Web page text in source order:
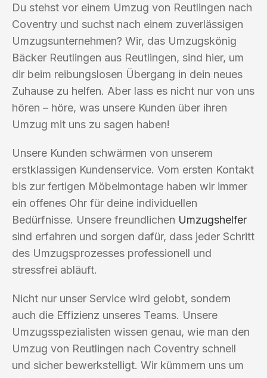
Du stehst vor einem Umzug von Reutlingen nach
Coventry und suchst nach einem zuverlässigen
Umzugsunternehmen? Wir, das Umzugskönig
Bäcker Reutlingen aus Reutlingen, sind hier, um
dir beim reibungslosen Übergang in dein neues
Zuhause zu helfen. Aber lass es nicht nur von uns
hören – höre, was unsere Kunden über ihren
Umzug mit uns zu sagen haben!
Unsere Kunden schwärmen von unserem
erstklassigen Kundenservice. Vom ersten Kontakt
bis zur fertigen Möbelmontage haben wir immer
ein offenes Ohr für deine individuellen
Bedürfnisse. Unsere freundlichen Umzugshelfer
sind erfahren und sorgen dafür, dass jeder Schritt
des Umzugsprozesses professionell und
stressfrei abläuft.
Nicht nur unser Service wird gelobt, sondern
auch die Effizienz unseres Teams. Unsere
Umzugsspezialisten wissen genau, wie man den
Umzug von Reutlingen nach Coventry schnell
und sicher bewerkstelligt. Wir kümmern uns um